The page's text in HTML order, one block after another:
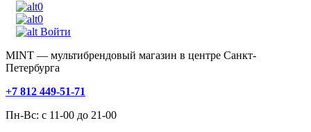
0
0
Войти
MINT — мультибрендовый магазин в центре Санкт-
Петербурга
+7 812 449-51-71
Пн-Вс: с 11-00 до 21-00